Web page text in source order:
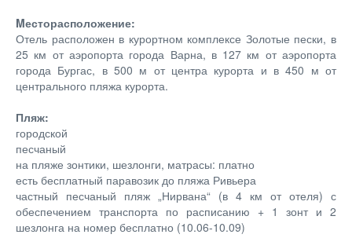
Mесторасположение:
Отель расположен в курортном комплексе Золотые пески, в
25 км от аэропорта города Варна, в 127 км от аэропорта
города Бургас, в 500 м от центра курорта и в 450 м от
центрального пляжа курорта.
Пляж:
городской
песчаный
на пляже зонтики, шезлонги, матрасы: платно
есть бесплатный паравозик до пляжа Ривьера
частный песчаный пляж „Нирвана“ (в 4 км от отеля) с
обеспечением транспорта по расписанию + 1 зонт и 2
шезлонга на номер бесплатно (10.06-10.09)